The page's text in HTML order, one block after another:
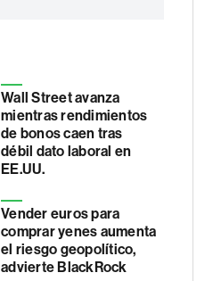
Wall Street avanza
mientras rendimientos
de bonos caen tras
débil dato laboral en
EE.UU.
Vender euros para
comprar yenes aumenta
el riesgo geopolítico,
advierte BlackRock